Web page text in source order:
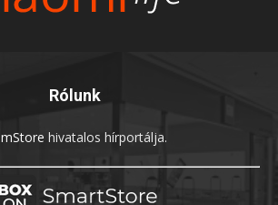
Rólunk
mStore hivatalos hírportálja.